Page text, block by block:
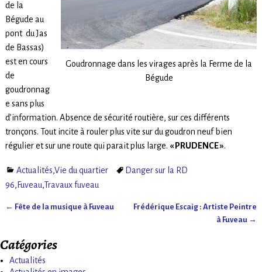
Goudronnage dans les virages après la Ferme de la
Bégude
de la
Bégude au
pont du Jas
de Bassas)
est en cours
de
goudronnag
e sans plus
d’information. Absence de sécurité routière, sur ces différents
tronçons. Tout incite à rouler plus vite sur du goudron neuf bien
régulier et sur une route qui parait plus large. « PRUDENCE ».
Actualités,Vie du quartier
Danger sur la RD
96, Fuveau,Travaux fuveau
← Fête de la musique à Fuveau
Frédérique Escaig : Artiste Peintre
à Fuveau →
Catégories
Actualités